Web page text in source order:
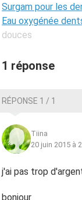
Surgam pour les
Eau oxygénée
douces
1 réponse
RÉPONSE 1 / 1
Tiina
20 juin 2015 à
j'ai pas trop
bonjour